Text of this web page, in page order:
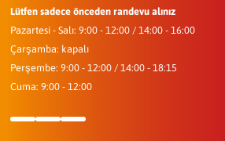
Lütfen sadece önceden randevu alınız
Pazartesi - Salı: 9:00 - 12:00 / 14:00 - 16:00
Çarşamba: kapalı
Perşembe: 9:00 - 12:00 / 14:00 - 18:15
Cuma: 9:00 - 12:00